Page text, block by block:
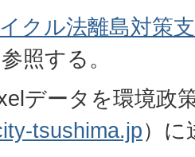
クル法離島対策
照する。
データを環境政
tsushima.jp）に